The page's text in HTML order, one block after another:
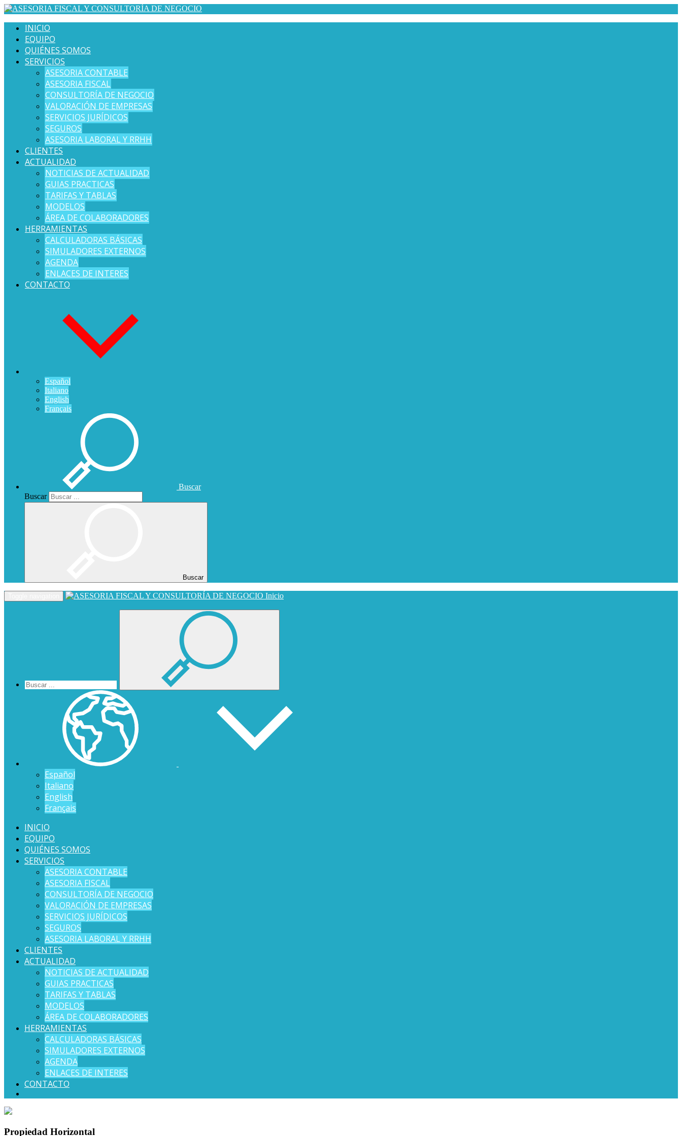
INICIO
EQUIPO
QUIÉNES SOMOS
SERVICIOS
ASESORIA CONTABLE
ASESORIA FISCAL
CONSULTORÍA DE NEGOCIO
VALORACIÓN DE EMPRESAS
SERVICIOS JURÍDICOS
SEGUROS
ASESORIA LABORAL Y RRHH
CLIENTES
ACTUALIDAD
NOTICIAS DE ACTUALIDAD
GUIAS PRACTICAS
TARIFAS Y TABLAS
MODELOS
ÁREA DE COLABORADORES
HERRAMIENTAS
CALCULADORAS BÁSICAS
SIMULADORES EXTERNOS
AGENDA
ENLACES DE INTERES
CONTACTO
Español
Italiano
English
Français
Buscar
Buscar
Buscar
Inicio
Español
Italiano
English
Français
INICIO
EQUIPO
QUIÉNES SOMOS
SERVICIOS
ASESORIA CONTABLE
ASESORIA FISCAL
CONSULTORÍA DE NEGOCIO
VALORACIÓN DE EMPRESAS
SERVICIOS JURÍDICOS
SEGUROS
ASESORIA LABORAL Y RRHH
CLIENTES
ACTUALIDAD
NOTICIAS DE ACTUALIDAD
GUIAS PRACTICAS
TARIFAS Y TABLAS
MODELOS
ÁREA DE COLABORADORES
HERRAMIENTAS
CALCULADORAS BÁSICAS
SIMULADORES EXTERNOS
AGENDA
ENLACES DE INTERES
CONTACTO
Propiedad Horizontal